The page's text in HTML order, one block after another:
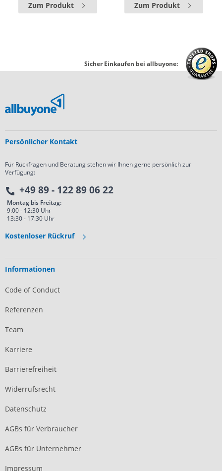
Zum Produkt Zum Produkt
Sicher Einkaufen bei allbuyone:
Persönlicher Kontakt
Für Rückfragen und Beratung stehen wir Ihnen gerne persönlich zur
Verfügung:
+49 89 - 122 89 06 22
Montag bis Freitag:
9:00 - 12:30 Uhr
13:30 - 17:30 Uhr
Kostenloser Rückruf
Informationen
Code of Conduct
Referenzen
Team
Karriere
Barrierefreiheit
Widerrufsrecht
Datenschutz
AGBs für Verbraucher
AGBs für Unternehmer
Impressum